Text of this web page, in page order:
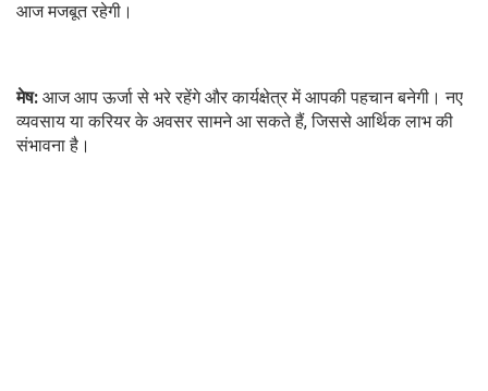
आज मजबूत रहेगी।
मेष: आज आप ऊर्जा से भरे रहेंगे और कार्यक्षेत्र में आपकी पहचान बनेगी। नए
व्यवसाय या करियर के अवसर सामने आ सकते हैं, जिससे आर्थिक लाभ की
संभावना है।